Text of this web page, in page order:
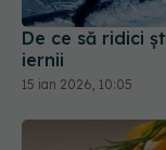
De ce să ridici
iernii
15 ian 2026, 10:05